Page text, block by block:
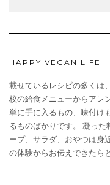
HAPPY VEGAN LIFE
載せているレシピの多くは
校の給食メニューからアレ
単に手に入るもの、味付け
るものばかりです。 凝っ
ープ、サラダ、おやつは身
の体験からお伝えできたら